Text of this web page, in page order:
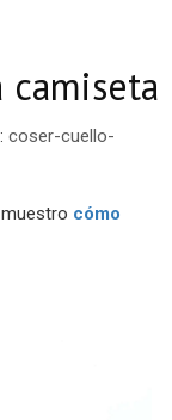
camiseta
coser-cuello-
cómo